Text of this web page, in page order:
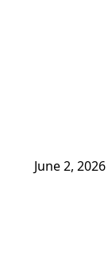
June 2, 2026